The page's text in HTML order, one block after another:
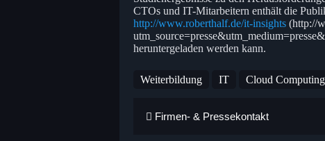
CTOs und IT-Mitarbeitern enthält die
http://www.roberthalf.de/it-insights (http://
heruntergeladen werden kann.
Weiterbildung IT Cloud Computing
Firmen- & Pressekontakt